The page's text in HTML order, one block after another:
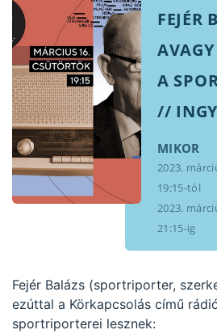
FEJÉR
A
//
MIKOR
2023.
19:15-tól
2023.
21:15-ig
Fejér Balázs (sportriporter,
ezúttal a Körkapcsolás című
sportriporterei lesznek: